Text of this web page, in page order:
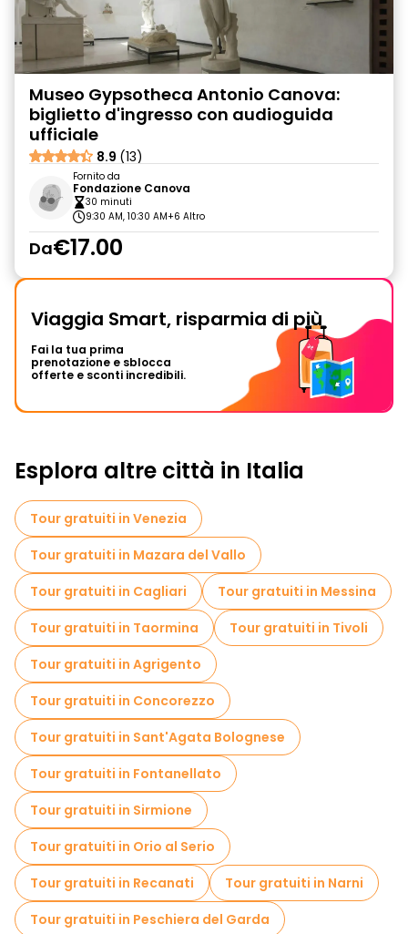
Museo Gypsotheca Antonio Canova:
biglietto d'ingresso con audioguida
ufficiale
8.9 (13)
Fornito da
Fondazione Canova
30 minuti
9:30 AM, 10:30 AM+6 Altro
Da€17.00
Viaggia Smart, risparmia di più
Fai la tua prima
prenotazione e sblocca
offerte e sconti incredibili.
Esplora altre città in Italia
Tour gratuiti in Venezia
Tour gratuiti in Mazara del Vallo
Tour gratuiti in Cagliari
Tour gratuiti in Messina
Tour gratuiti in Taormina
Tour gratuiti in Tivoli
Tour gratuiti in Agrigento
Tour gratuiti in Concorezzo
Tour gratuiti in Sant'Agata Bolognese
Tour gratuiti in Fontanellato
Tour gratuiti in Sirmione
Tour gratuiti in Orio al Serio
Tour gratuiti in Recanati
Tour gratuiti in Narni
Tour gratuiti in Peschiera del Garda